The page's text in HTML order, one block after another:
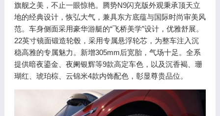
旗舰之美，不止一眼惊艳。腾势N9闪充版外观秉承顶天立
地的经典设计，恢弘大气，兼具东方底蕴与国际时尚审美风
范。车身侧面采用豪华游艇的“飞桥美学”设计，优雅舒展。
22英寸镜面锻造轮毂，采用专属悬浮轮芯，为整车注入沉
稳高雅的专属魅力。新增305mm后宽胎，气场十足。全系
提供暗夜鎏金、夜阑银辉等9款高定车色，以及沉香褐、珊
瑚红、琥珀棕、云锦米4款内饰配色，彰显尊贵品位。